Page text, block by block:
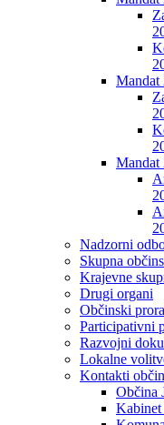
Mandat
Mandat
Nadzorni
Skupna
Krajevne
Drugi organi
Občinski
Participativni
Razvojni
Lokalne
Kontakti
Občina
Kabinet